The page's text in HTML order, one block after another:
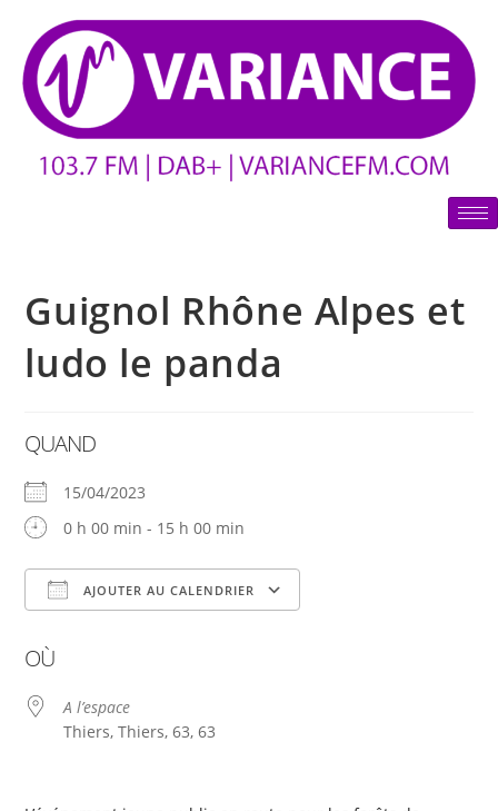
Guignol Rhône Alpes et
ludo le panda
QUAND
15/04/2023
0 h 00 min - 15 h 00 min
AJOUTER AU CALENDRIER
OÙ
A l’espace
Thiers, Thiers, 63, 63